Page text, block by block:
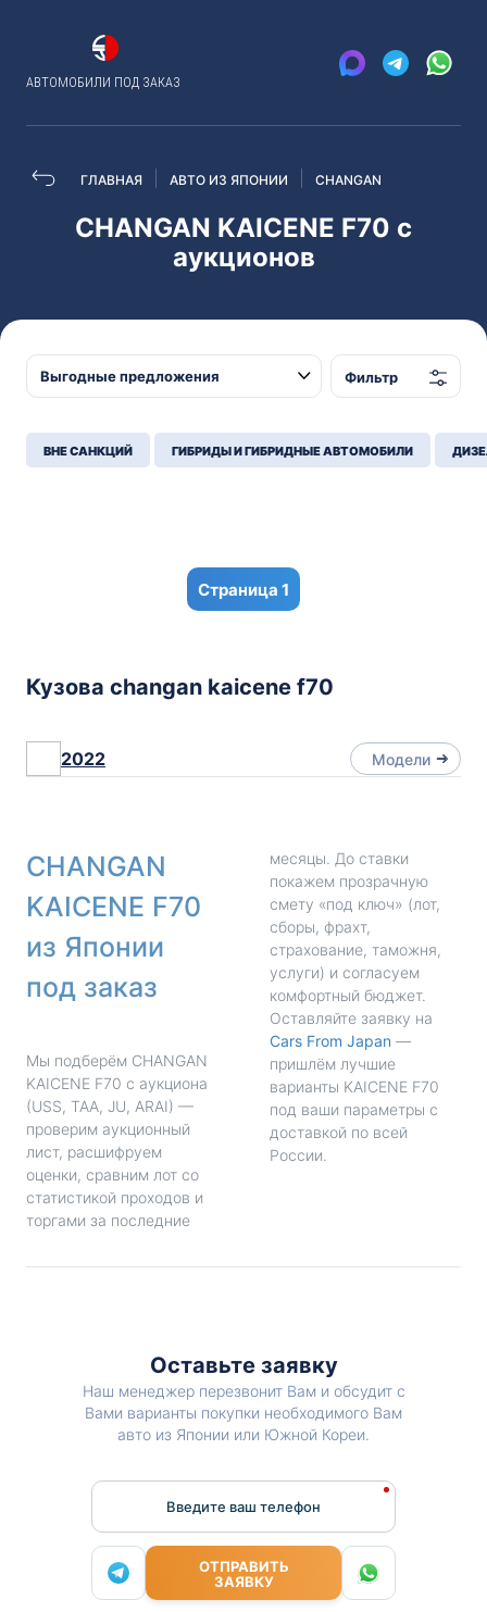
АВТОМОБИЛИ ПОД ЗАКАЗ
ГЛАВНАЯ АВТО ИЗ ЯПОНИИ CHANGAN
CHANGAN KAICENE F70 с
аукционов
Фильтр
ВНЕ САНКЦИЙ ГИБРИДЫ И ГИБРИДНЫЕ АВТОМОБИЛИ
1
Кузова changan kaicene f70
2022 Модели
CHANGAN
KAICENE F70
из Японии
под заказ
Мы подберём CHANGAN
KAICENE F70 с аукциона
(USS, TAA, JU, ARAI) —
проверим аукционный
лист, расшифруем
оценки, сравним лот со
статистикой проходов и
торгами за последние
месяцы. До ставки
покажем прозрачную
смету «под ключ» (лот,
сборы, фрахт,
страхование, таможня,
услуги) и согласуем
комфортный бюджет.
Оставляйте заявку на
Cars From Japan —
пришлём лучшие
варианты KAICENE F70
под ваши параметры с
доставкой по всей
России.
Оставьте заявку
Наш менеджер перезвонит Вам и обсудит с
Вами варианты покупки необходимого Вам
авто из Японии или Южной Кореи.
Введите ваш телефон
ОТПРАВИТЬ
ЗАЯВКУ